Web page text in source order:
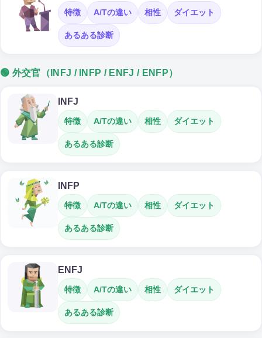
特徴 A/Tの違い 相性 ダイエット
あるある診断
🟢 外交官（INFJ / INFP / ENFJ / ENFP）
INFJ
特徴 A/Tの違い 相性 ダイエット
あるある診断
INFP
特徴 A/Tの違い 相性 ダイエット
あるある診断
ENFJ
特徴 A/Tの違い 相性 ダイエット
あるある診断